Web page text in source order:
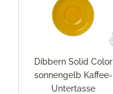
Dibbern Solid Color
sonnengelb Kaffee-
Untertasse